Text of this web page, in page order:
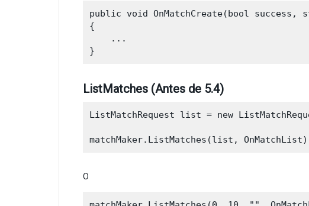
public void OnMatchCreate(bool
{
    ...
ListMatches (Antes de 5.4)
ListMatchRequest list = new
O